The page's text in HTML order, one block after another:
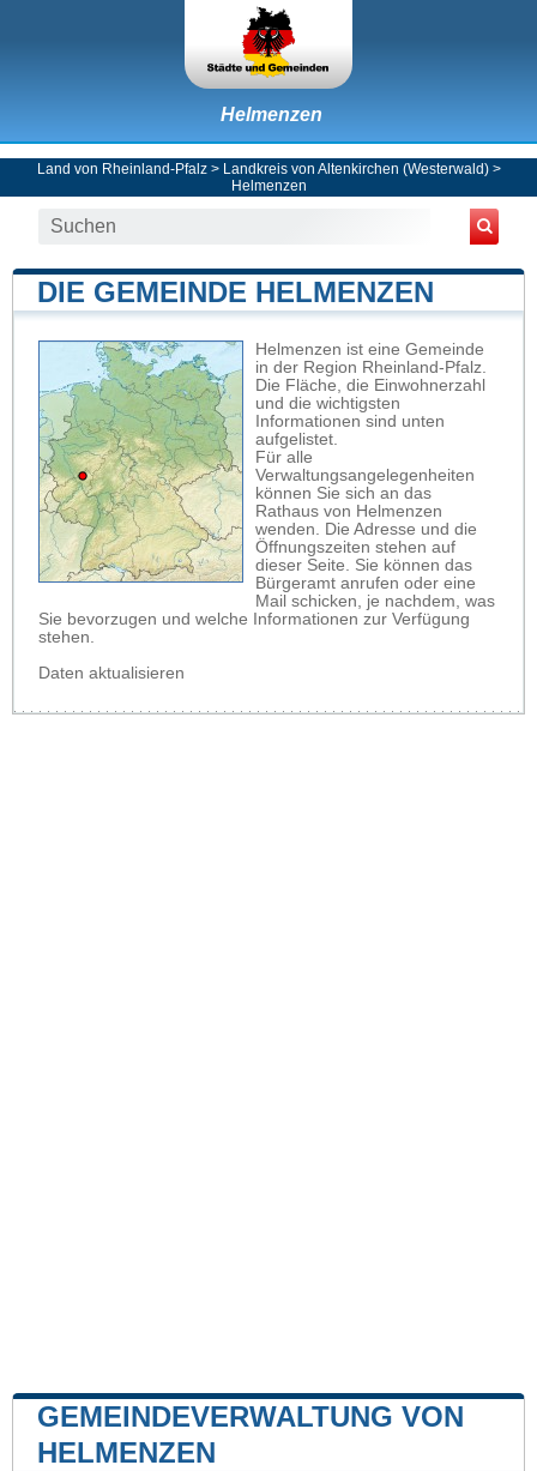
Helmenzen
Land von Rheinland-Pfalz> Landkreis von Altenkirchen (Westerwald)>
Helmenzen
DIE GEMEINDE HELMENZEN
Helmenzen ist eine Gemeinde
in der Region Rheinland-Pfalz.
Die Fläche, die Einwohnerzahl
und die wichtigsten
Informationen sind unten
aufgelistet.
Für alle
Verwaltungsangelegenheiten
können Sie sich an das
Rathaus von Helmenzen
wenden. Die Adresse und die
Öffnungszeiten stehen auf
dieser Seite. Sie können das
Bürgeramt anrufen oder eine
Mail schicken, je nachdem, was
Sie bevorzugen und welche Informationen zur Verfügung
stehen.
Daten aktualisieren
GEMEINDEVERWALTUNG VON
HELMENZEN